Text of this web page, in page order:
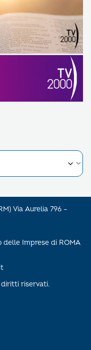
Via Aurelia 796 –
delle Imprese di ROMA
diritti riservati.